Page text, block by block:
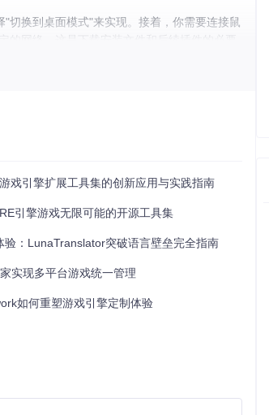
换到桌面模式"来实现。接着，你需要连接鼠
或者使用快捷键搜索。
脚本会处理所有必要的配置，你只需等待它
戏引擎扩展工具集的创新应用与实践指南
引擎游戏无限可能的开源工具集
验：LunaTranslator突破语言壁垒完全指南
实现多平台游戏统一管理
如何重塑游戏引擎定制体验